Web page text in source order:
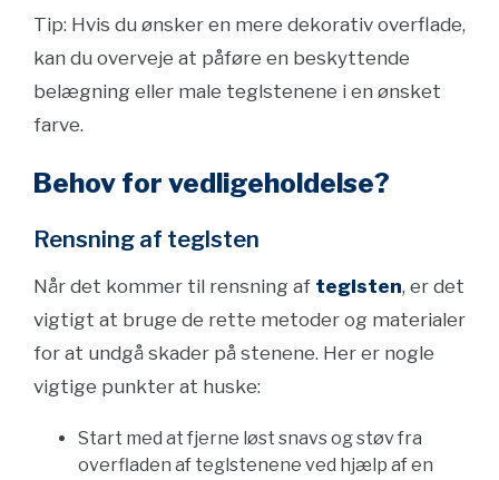
Tip: Hvis du ønsker en mere dekorativ overflade,
kan du overveje at påføre en beskyttende
belægning eller male teglstenene i en ønsket
farve.
Behov for vedligeholdelse?
Rensning af teglsten
Når det kommer til rensning af teglsten, er det
vigtigt at bruge de rette metoder og materialer
for at undgå skader på stenene. Her er nogle
vigtige punkter at huske:
Start med at fjerne løst snavs og støv fra
overfladen af teglstenene ved hjælp af en